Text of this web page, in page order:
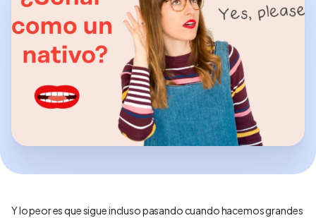
Y lo peor es que sigue incluso pasando cuando hacemos grandes